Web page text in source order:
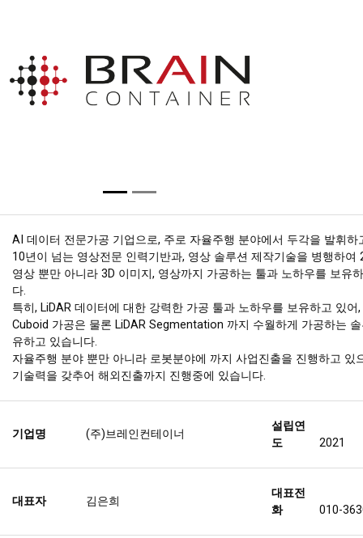
AI 데이터 전문가공 기업으로, 주로 자율주행 분야에서 두각을 발휘하
10년이 넘는 영상전문 인력기반과, 영상 솔루션 제작기술을 병행하여
영상 뿐만 아니라 3D 이미지, 영상까지 가공하는 툴과 노하우를 보유
다.
특히, LiDAR 데이터에 대한 강력한 가공 툴과 노하우를 보유하고 있어,
Cuboid 가공은 물론 LiDAR Segmentation 까지 수월하게 가공하는
유하고 있습니다.
자율주행 분야 뿐만 아니라 로봇분야에 까지 사업진출을 진행하고 있
기술력을 갖추어 해외진출까지 진행중에 있습니다.
기업명 (주)브레인컨테이너
설립연
도
2021
대표자 김은희
대표전
화
010-